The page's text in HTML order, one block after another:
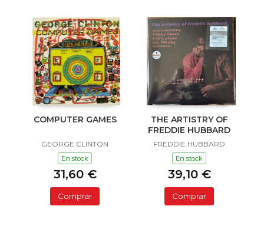
COMPUTER GAMES
GEORGE CLINTON
En stock
31,60 €
Comprar
THE ARTISTRY OF
FREDDIE HUBBARD
FREDDIE HUBBARD
En stock
39,10 €
Comprar